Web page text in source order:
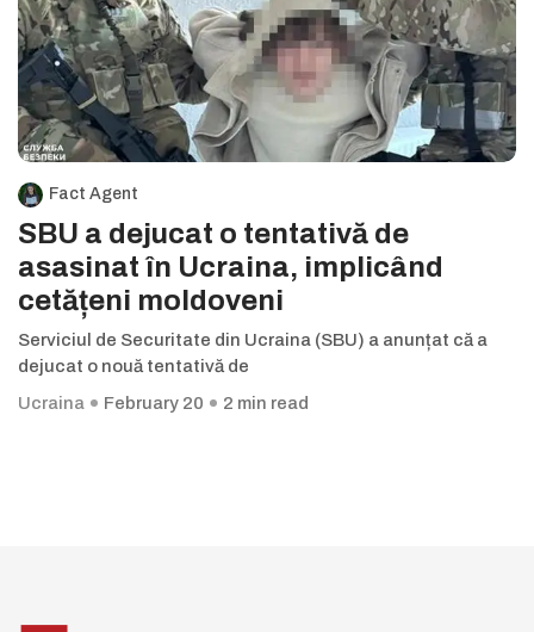
Fact Agent
SBU a dejucat o tentativă de
asasinat în Ucraina, implicând
cetățeni moldoveni
Serviciul de Securitate din Ucraina (SBU) a anunțat că a
dejucat o nouă tentativă de
Ucraina
February 20 2 min read